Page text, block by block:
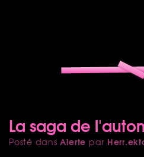
La saga de
Posté dansAlerte par